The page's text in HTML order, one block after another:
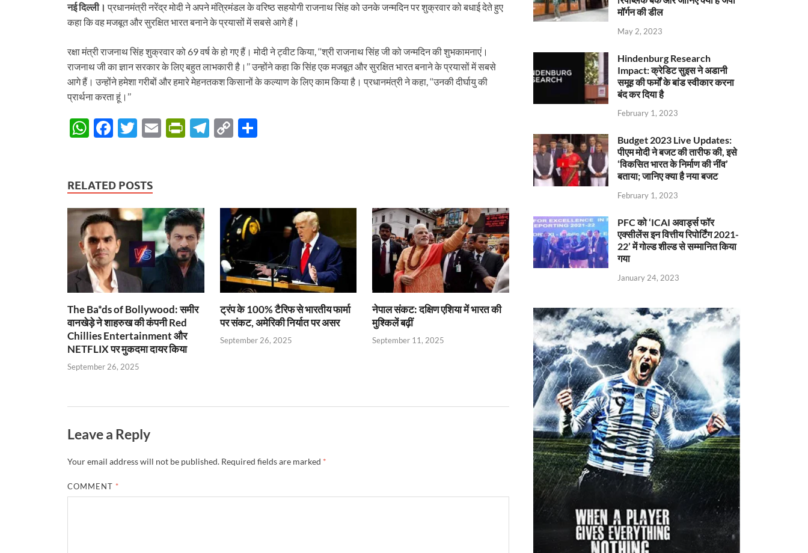
नई दिल्ली। प्रधानमंत्री नरेंद्र मोदी ने अपने मंत्रिमंडल के वरिष्ठ सहयोगी राजनाथ सिंह को उनके जन्मदिन पर शुक्रवार को बधाई देते हुए
कहा कि वह मजबूत और सुरक्षित भारत बनाने के प्रयासों में सबसे आगे हैं।
रक्षा मंत्री राजनाथ सिंह शुक्रवार को 69 वर्ष के हो गए हैं। मोदी ने ट्वीट किया, ‘‘श्री राजनाथ सिंह जी को जन्मदिन की शुभकामनाएं।
राजनाथ जी का ज्ञान सरकार के लिए बहुत लाभकारी है।’’ उन्होंने कहा कि सिंह एक मजबूत और सुरक्षित भारत बनाने के प्रयासों में सबसे
आगे हैं। उन्होंने हमेशा गरीबों और हमारे मेहनतकश किसानों के कल्याण के लिए काम किया है। प्रधानमंत्री ने कहा, ‘‘उनकी दीर्घायु की
प्रार्थना करता हूं।’’
W
s
A
p
p
F
b
o
o
k
T
er
E
P
ie
n
dl
y
T
C
Li
n
k
RELATED POSTS
The Ba*ds of Bollywood: समीर
वानखेड़े ने शाहरुख की कंपनी Red
Chillies Entertainment और
NETFLIX पर मुकदमा दायर किया
September 26, 2025
ट्रंप के 100% टैरिफ से भारतीय फार्मा
पर संकट, अमेरिकी निर्यात पर असर
September 26, 2025
नेपाल संकट: दक्षिण एशिया में भारत की
मुश्किलें बढ़ीं
September 11, 2025
Leave a Reply
Your email address will not be published. Required fields are marked *
COMMENT *
मॉर्गन की डील
May 2, 2023
Hindenburg Research
Impact: क्रेडिट सुइस ने अडानी
समूह की फर्मों के बांड स्वीकार करना
बंद कर दिया है
February 1, 2023
Budget 2023 Live Updates:
पीएम मोदी ने बजट की तारीफ की, इसे
‘विकसित भारत के निर्माण की नींव’
बताया; जानिए क्या है नया बजट
February 1, 2023
PFC को ‘ICAI अवार्ड्स फॉर
एक्सीलेंस इन वित्तीय रिपोर्टिंग 2021-
22’ में गोल्ड शील्ड से सम्मानित किया
गया
January 24, 2023